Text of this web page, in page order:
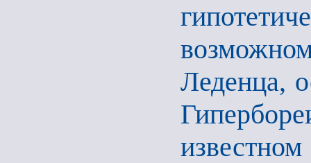
Леденца,